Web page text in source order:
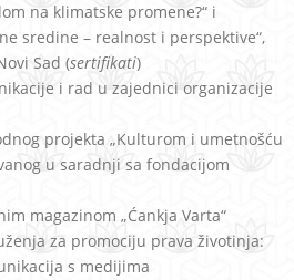
na klimatske promene?“ i
– realnost i perspektive“,
Sad (sertifikati)
i rad u zajednici organizacije
projekta „Kulturom i umetnošću
u saradnji sa fondacijom
„Ćankja Varta“
za promociju prava životinja:
s medijima